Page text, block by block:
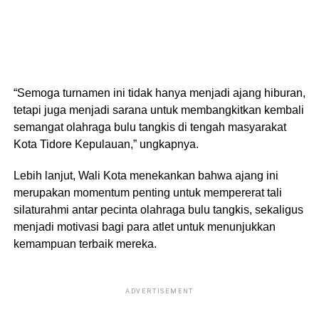
“Semoga turnamen ini tidak hanya menjadi ajang hiburan,
tetapi juga menjadi sarana untuk membangkitkan kembali
semangat olahraga bulu tangkis di tengah masyarakat
Kota Tidore Kepulauan,” ungkapnya.
Lebih lanjut, Wali Kota menekankan bahwa ajang ini
merupakan momentum penting untuk mempererat tali
silaturahmi antar pecinta olahraga bulu tangkis, sekaligus
menjadi motivasi bagi para atlet untuk menunjukkan
kemampuan terbaik mereka.
ADVERTISEMENT